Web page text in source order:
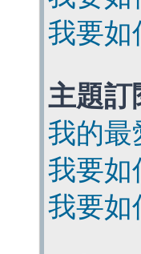
我要如
主題訂
我的最
我要如
我要如